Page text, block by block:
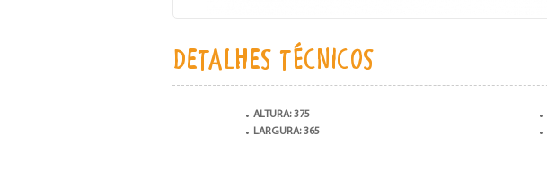
DETALHES TÉCNICOS
ALTURA: 375
LARGURA: 365